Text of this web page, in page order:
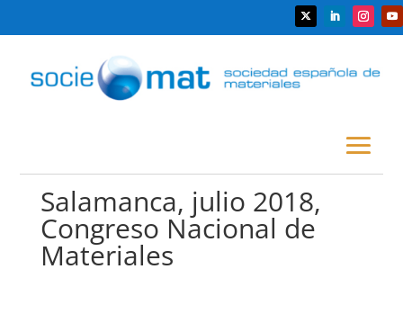
Salamanca, julio 2018,
Congreso Nacional de
Materiales